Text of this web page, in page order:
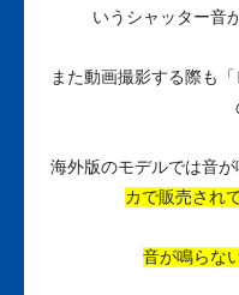
いうシャッター音
また動画撮影する際も
海外版のモデルでは音が
カで販売され
音が鳴らな